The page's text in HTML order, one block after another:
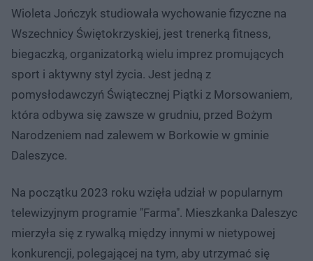
Wioleta Jończyk studiowała wychowanie fizyczne na
Wszechnicy Świętokrzyskiej, jest trenerką fitness,
biegaczką, organizatorką wielu imprez promujących
sport i aktywny styl życia. Jest jedną z
pomysłodawczyń Świątecznej Piątki z Morsowaniem,
która odbywa się zawsze w grudniu, przed Bożym
Narodzeniem nad zalewem w Borkowie w gminie
Daleszyce.
Na początku 2023 roku wzięła udział w popularnym
telewizyjnym programie "Farma". Mieszkanka Daleszyc
mierzyła się z rywalką między innymi w nietypowej
konkurencji, polegającej na tym, aby utrzymać się